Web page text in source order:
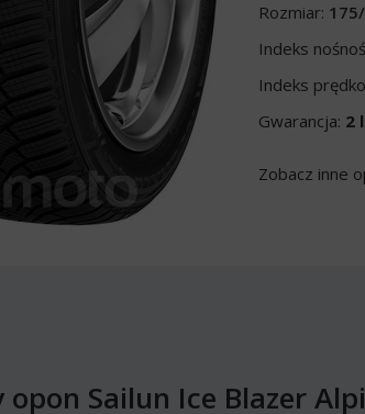
Rozmiar:
Indeks
Indeks
Gwarancja: 2
Zobacz inne
Sailun Ice Blazer